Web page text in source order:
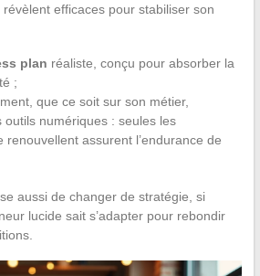
efficaces pour stabiliser son
plan réaliste, conçu pour absorber la
;
que ce soit sur son métier,
outils numériques : seules les
renouvellent assurent l’endurance de
aussi de changer de stratégie, si
lucide sait s’adapter pour rebondir